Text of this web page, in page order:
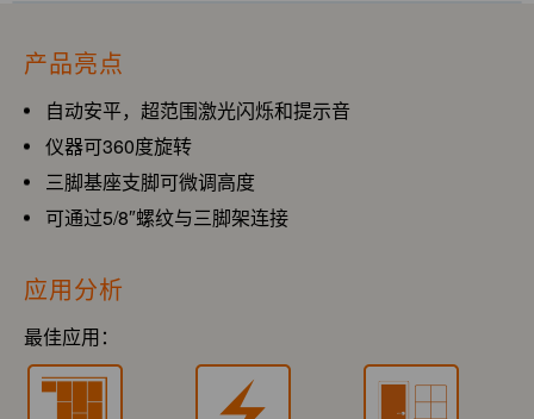
产品亮点
自动安平，超范围激光闪烁和提示音
仪器可360度旋转
三脚基座支脚可微调高度
可通过5/8″螺纹与三脚架连接
应用分析
最佳应用：